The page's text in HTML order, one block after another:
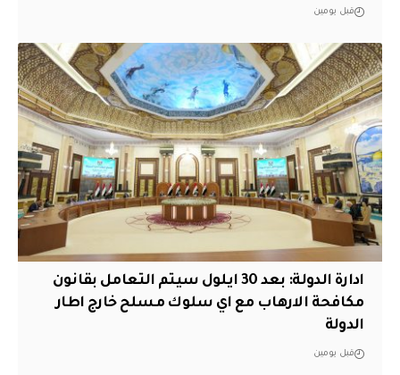
قبل يومين
ادارة الدولة: بعد 30 ايلول سيتم التعامل بقانون
مكافحة الارهاب مع اي سلوك مسلح خارج اطار
الدولة
قبل يومين